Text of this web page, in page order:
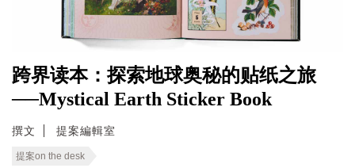
跨界读本：探索地球奥秘的贴纸之旅
──Mystical Earth Sticker Book
撰文 提案編輯室
提案on the desk